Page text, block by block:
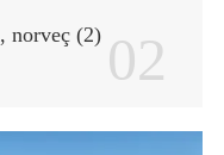
norveç (2) 02